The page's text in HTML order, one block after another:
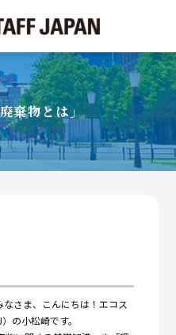
棄物とは」
さま、こんにちは！エコス
の小松崎です。